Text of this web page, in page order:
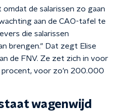
de salarissen zo gaan
aan de CAO-tafel te
die salarissen
brengen." Dat zegt Elise
de FNV. Ze zet zich in voor
procent, voor zo’n 200.000
wagenwijd